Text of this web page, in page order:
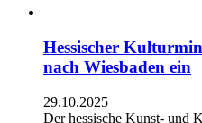
Hessischer
nach Wiesbaden ein
29.10.2025
Der hessische Kunst- und